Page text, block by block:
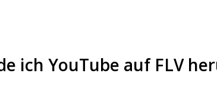
ich YouTube auf FLV